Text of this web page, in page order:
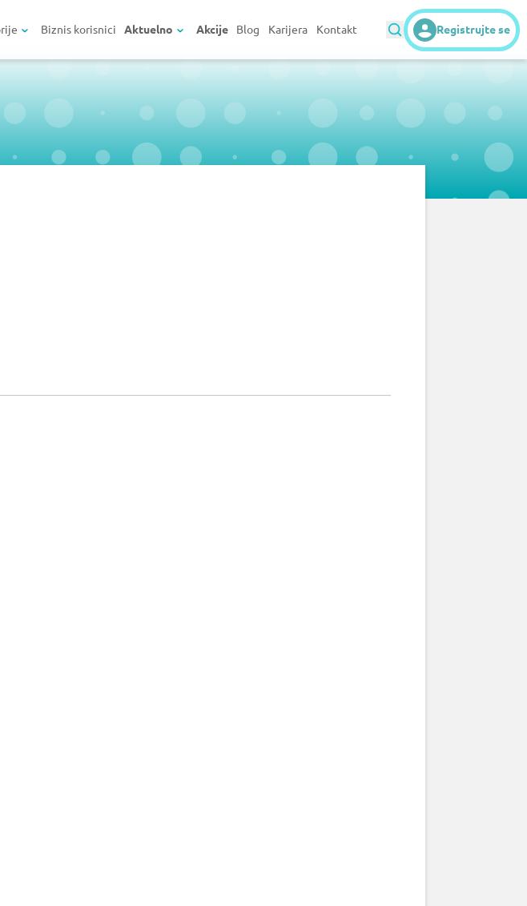
Biznis korisnici Aktuelno Akcije Blog Karijera Kontakt Registrujte se